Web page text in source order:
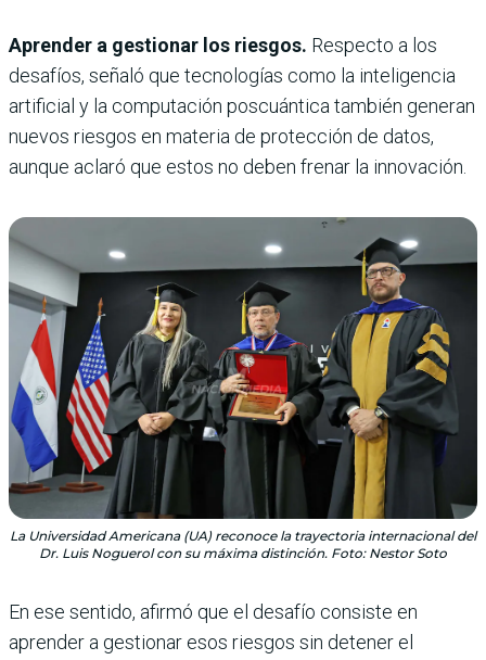
Aprender a gestionar los riesgos. Respecto a los
desafíos, señaló que tecnologías como la inteligencia
artificial y la computación poscuántica también generan
nuevos riesgos en materia de protección de datos,
aunque aclaró que estos no deben frenar la innovación.
La Universidad Americana (UA) reconoce la trayectoria internacional del
Dr. Luis Noguerol con su máxima distinción. Foto: Nestor Soto
En ese sentido, afirmó que el desafío consiste en
aprender a gestionar esos riesgos sin detener el